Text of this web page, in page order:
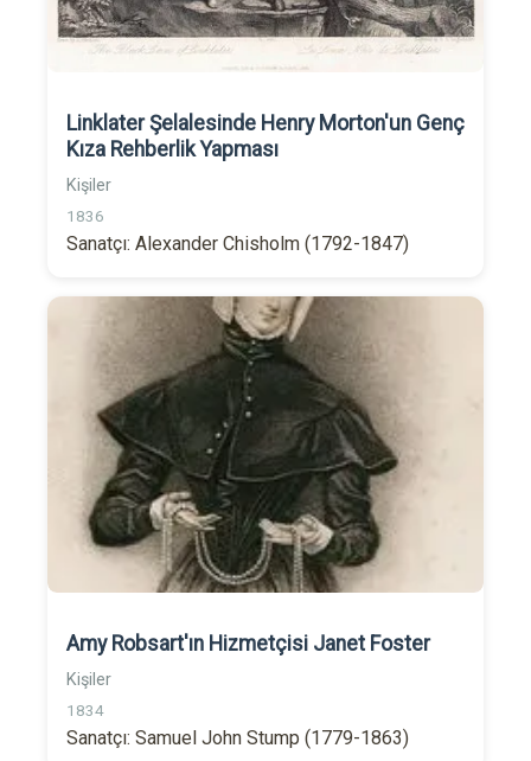
Linklater Şelalesinde Henry Morton'un Genç
Kıza Rehberlik Yapması
Kişiler
1836
Sanatçı: Alexander Chisholm (1792-1847)
Amy Robsart'ın Hizmetçisi Janet Foster
Kişiler
1834
Sanatçı: Samuel John Stump (1779-1863)